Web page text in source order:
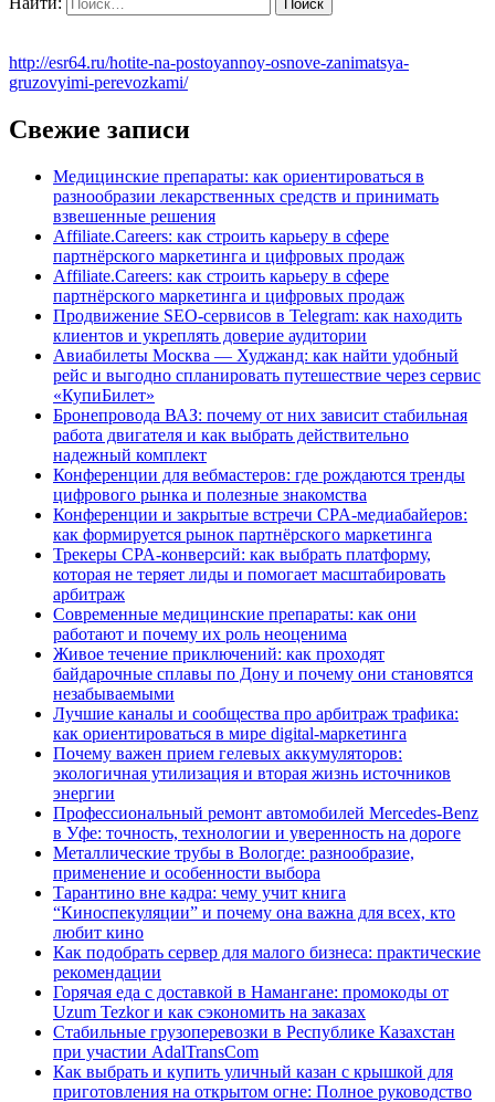
http://esr64.ru/hotite-na-postoyannoy-osnove-zanimatsya-
gruzovyimi-perevozkami/
Свежие записи
Медицинские препараты: как ориентироваться в
разнообразии лекарственных средств и принимать
взвешенные решения
Affiliate.Careers: как строить карьеру в сфере
партнёрского маркетинга и цифровых продаж
Affiliate.Careers: как строить карьеру в сфере
партнёрского маркетинга и цифровых продаж
Продвижение SEO-сервисов в Telegram: как находить
клиентов и укреплять доверие аудитории
Авиабилеты Москва — Худжанд: как найти удобный
рейс и выгодно спланировать путешествие через сервис
«КупиБилет»
Бронепровода ВАЗ: почему от них зависит стабильная
работа двигателя и как выбрать действительно
надежный комплект
Конференции для вебмастеров: где рождаются тренды
цифрового рынка и полезные знакомства
Конференции и закрытые встречи CPA-медиабайеров:
как формируется рынок партнёрского маркетинга
Трекеры CPA-конверсий: как выбрать платформу,
которая не теряет лиды и помогает масштабировать
арбитраж
Современные медицинские препараты: как они
работают и почему их роль неоценима
Живое течение приключений: как проходят
байдарочные сплавы по Дону и почему они становятся
незабываемыми
Лучшие каналы и сообщества про арбитраж трафика:
как ориентироваться в мире digital-маркетинга
Почему важен прием гелевых аккумуляторов:
экологичная утилизация и вторая жизнь источников
энергии
Профессиональный ремонт автомобилей Mercedes-Benz
в Уфе: точность, технологии и уверенность на дороге
Металлические трубы в Вологде: разнообразие,
применение и особенности выбора
Тарантино вне кадра: чему учит книга
“Киноспекуляции” и почему она важна для всех, кто
любит кино
Как подобрать сервер для малого бизнеса: практические
рекомендации
Горячая еда с доставкой в Намангане: промокоды от
Uzum Tezkor и как сэкономить на заказах
Стабильные грузоперевозки в Республике Казахстан
при участии AdalTransCom
Как выбрать и купить уличный казан с крышкой для
приготовления на открытом огне: Полное руководство